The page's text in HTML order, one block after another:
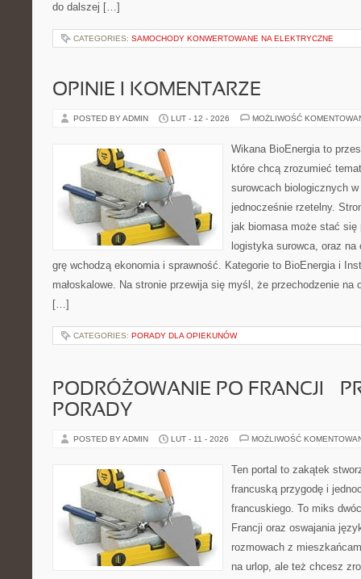
do dalszej […]
CATEGORIES: SAMOCHODY KONWERTOWANE NA ELEKTRYCZNE
OPINIE I KOMENTARZE
POSTED BY ADMIN LUT - 12 - 2026 MOŻLIWOŚĆ
Wikana BioEnergia to
które chcą zrozumieć
surowcach biologicznych
jednocześnie rzetelny.
jak biomasa może stać się
logistyka surowca, oraz
grę wchodzą ekonomia i sprawność. Kategorie to BioEnergia i
małoskalowe. Na stronie przewija się myśl, że przechodzenie na
[…]
CATEGORIES: PORADY DLA OPIEKUNÓW
PODRÓŻOWANIE PO FRANCJI –
PORADY
POSTED BY ADMIN LUT - 11 - 2026 MOŻLIWOŚĆ
Ten portal to zakątek
francuską przygodę i
francuskiego. To miks
Francji oraz oswajania
rozmowach z
na urlop, ale też chcesz